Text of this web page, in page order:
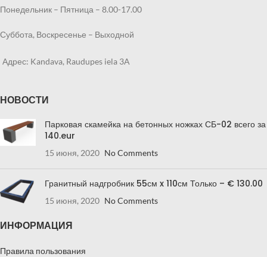
Понедельник – Пятница – 8.00-17.00
Суббота, Воскресенье – Выходной
Адрес: Kandava, Raudupes iela 3A
НОВОСТИ
Парковая скамейка на бетонных ножках СБ-02 всего за
140.eur
15 июня, 2020 No Comments
Гранитный надгробник 55см x 110см Только – € 130.00
15 июня, 2020 No Comments
ИНФОРМАЦИЯ
Правила пользования